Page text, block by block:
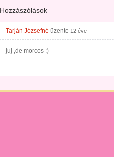
Hozzászólások
Tarján Józsefné üzente 12 éve
juj ,de morcos :)